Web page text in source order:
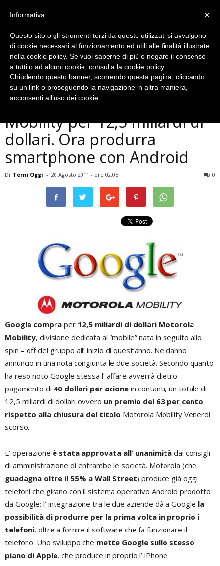
Tecnologia
Google compra Motorola
Mobility per 12,5 miliardi di
dollari. Ora produrra
smartphone con Android
Di Terni Oggi - 20 Agosto 2011 - ore 02:05 0
Google compra per 12,5 miliardi di dollari Motorola
Mobility, divisione dedicata al “mobile” nata in seguito allo
spin – off del gruppo all’ inizio di quest’anno. Ne danno
annuncio in una nota congiunta le due società. Secondo quanto
ha reso noto Google stessa l’ affare avverrà dietro
pagamento di 40 dollari per azione in contanti, un totale di
12,5 miliardi di dollari ovvero un premio del 63 per cento
rispetto alla chiusura del titolo Motorola Mobility Venerdì
scorso.
L’ operazione è stata approvata all’ unanimità dai consigli
di amministrazione di entrambe le società. Motorola (che
guadagna oltre il 55% a Wall Street) produce già oggi
telefoni che girano con il sistema operativo Android prodotto
da Google: l’ integrazione tra le due aziende dà a Google la
possibilità di produrre per la prima volta in proprio i
telefoni, oltre a fornire il software che fa funzionare il
telefono. Uno sviluppo che mette Google sullo stesso
piano di Apple, che produce in proprio l’ iPhone.
×
Informativa
Questo sito o gli strumenti terzi da questo utilizzati si avvalgono
di cookie necessari al funzionamento ed utili alle finalità illustrate
nella cookie policy. Se vuoi saperne di più o negare il consenso
a tutti o ad alcuni cookie, consulta la cookie policy.
Chiudendo questo banner, scorrendo questa pagina, cliccando
su un link o proseguendo la navigazione in altra maniera,
acconsenti all’uso dei cookie.